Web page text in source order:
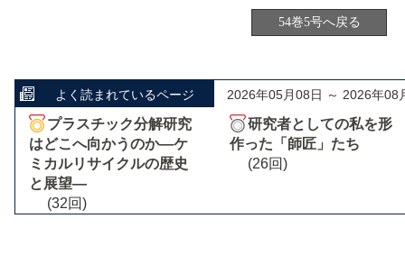
54巻5号へ戻る
よく読まれているページ 2026年05月08日 ～ 2026年08
プラスチック分解研究
はどこへ向かうのか―ケ
ミカルリサイクルの歴史
と展望―
(32回)
研究者としての私を形
作った「師匠」たち
(26回)